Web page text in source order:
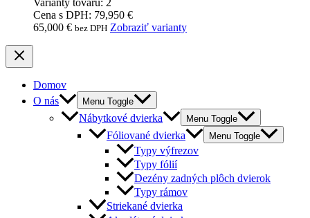
Varianty tovaru: 2
Cena s DPH: 79,950 €
65,000 € bez DPH Zobraziť varianty
Domov
O nás
Menu Toggle
Nábytkové dvierka Menu Toggle
Fóliované dvierka Menu Toggle
Typy výfrezov
Typy fólií
Dezény zadných plôch dvierok
Typy rámov
Striekané dvierka